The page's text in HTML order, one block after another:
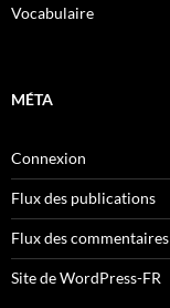
Vocabulaire
MÉTA
Connexion
Flux des publications
Flux des commentaires
Site de WordPress-FR